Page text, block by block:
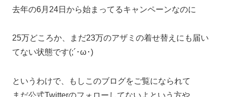
去年の6月24日から始まってるキャンペーンなのに
25万どころか、まだ23万のアザミの着せ替えにも届い
てない状態です(;´･ω･)
というわけで、もしこのブログをご覧になられて